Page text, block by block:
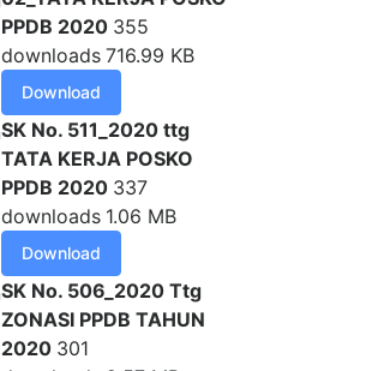
PPDB 2020 355
downloads 716.99 KB
Download
SK No. 511_2020 ttg
TATA KERJA POSKO
PPDB 2020 337
downloads 1.06 MB
Download
SK No. 506_2020 Ttg
ZONASI PPDB TAHUN
2020 301